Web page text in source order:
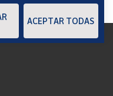
ACEPTAR TODAS